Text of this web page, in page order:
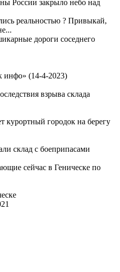
России закрыло небо над
реальностью ? Привыкай,
дороги соседнего
инфо» (14-4-2023)
взрыва склада
курортный городок на берегу
склад с боеприпасами
сейчас в Геническе по